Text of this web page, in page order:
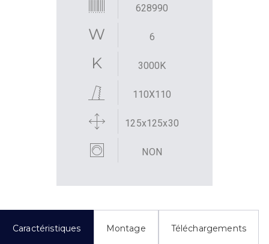
628990
6
3000K
110X110
125x125x30
NON
Caractéristiques Montage Téléchargements